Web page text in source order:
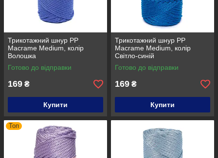
Трикотажний шнур PP
Macrame Medium, колір
Волошка
Готово до відправки
169 ₴
Купити
Трикотажний шнур PP
Macrame Medium, колір
Світло-синій
Готово до відправки
169 ₴
Купити
Топ